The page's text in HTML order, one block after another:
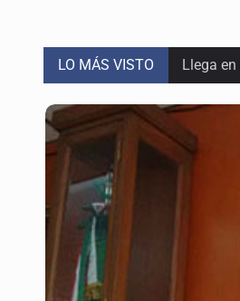
LO MÁS VISTO Llega
Cae en
UdeG
Se